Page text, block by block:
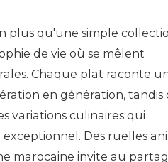
plus qu'une simple
de vie où se mêlent
Chaque plat raconte
en génération, tandis
variations culinaires qui
Des ruelles
marocaine invite au